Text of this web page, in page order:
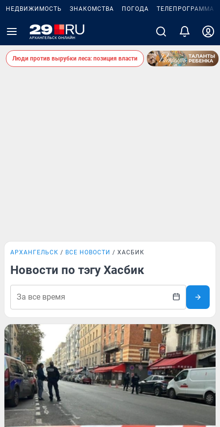
НЕДВИЖИМОСТЬ ЗНАКОМСТВА ПОГОДА ТЕЛЕПРОГРАММА
Люди против вырубки леса: позиция власти
АРХАНГЕЛЬСК ВСЕ НОВОСТИ ХАСБИК
Новости по тэгу Хасбик